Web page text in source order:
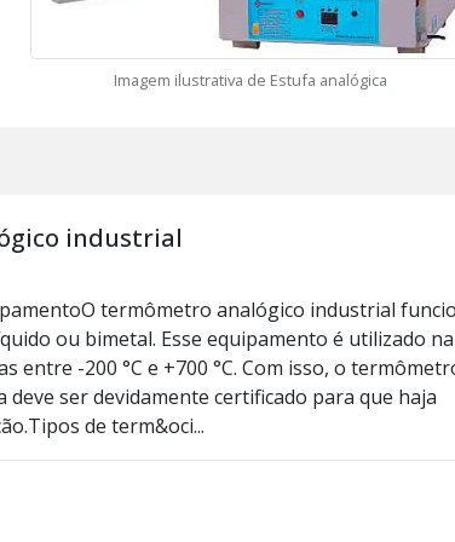
Imagem ilustrativa de Estufa analógica
industrial
termômetro analógico industrial
ou bimetal. Esse equipamento é utilizado na
entre -200 °C e +700 °C. Com isso, o
ser devidamente certificado para que haja
de term&oci...